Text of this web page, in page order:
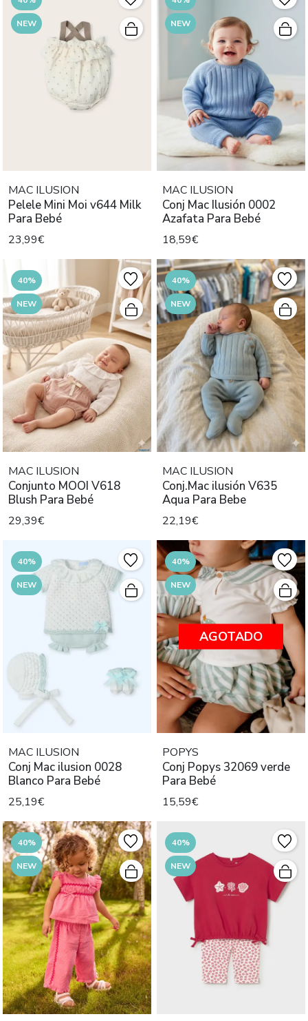
NEW
MAC ILUSION
Pelele Mini Moi v644 Milk
Para Bebé
23,99€
NEW
MAC ILUSION
Conj Mac Ilusión 0002
Azafata Para Bebé
18,59€
40%
NEW
MAC ILUSION
Conjunto MOOI V618
Blush Para Bebé
29,39€
40%
NEW
MAC ILUSION
Conj.Mac ilusión V635
Aqua Para Bebe
22,19€
40%
NEW
MAC ILUSION
Conj Mac ilusion 0028
Blanco Para Bebé
25,19€
40%
NEW
AGOTADO
POPYS
Conj Popys 32069 verde
Para Bebé
15,59€
40%
NEW
40%
NEW